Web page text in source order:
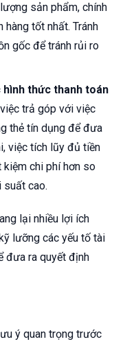
sản phẩm, chính
hàng tốt nhất. Tránh
gốc để tránh rủi ro
thức thanh toán
trả góp với việc
thẻ tín dụng để đưa
việc tích lũy đủ tiền
kiệm chi phí hơn so
suất cao.
lại nhiều lợi ích
lưỡng các yếu tố tài
đưa ra quyết định